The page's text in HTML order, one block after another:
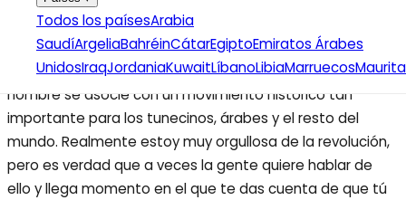
Todos los paísesArabia
SaudíArgeliaBahréinCátarEgiptoEmiratos Árabes
UnidosIraqJordaniaKuwaitLíbanoLibiaMarruecos
revolucionario puede ser una bendición o una maldición
puesto que se espera de ellos que continúen escribiendo
letras con carga política. «Estoy muy feliz de que mi
nombre se asocie con un movimiento histórico tan
importante para los tunecinos, árabes y el resto del
mundo. Realmente estoy muy orgullosa de la revolución,
pero es verdad que a veces la gente quiere hablar de
ello y llega momento en el que te das cuenta de que tú